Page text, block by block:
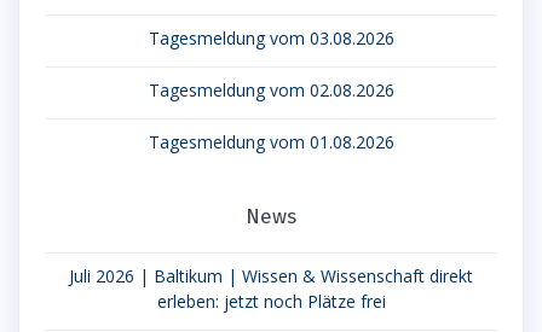
Tagesmeldung vom 03.08.2026
Tagesmeldung vom 02.08.2026
Tagesmeldung vom 01.08.2026
News
Juli 2026 | Baltikum | Wissen & Wissenschaft direkt
erleben: jetzt noch Plätze frei